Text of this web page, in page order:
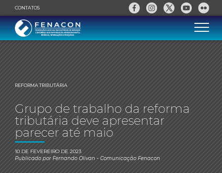
CONTATOS
REFORMA TRIBUTÁRIA
Grupo de trabalho da reforma
tributária deve apresentar
parecer até maio
10 DE FEVEREIRO DE 2023
Publicado porFernando Olivan- Comunicação Fenacon